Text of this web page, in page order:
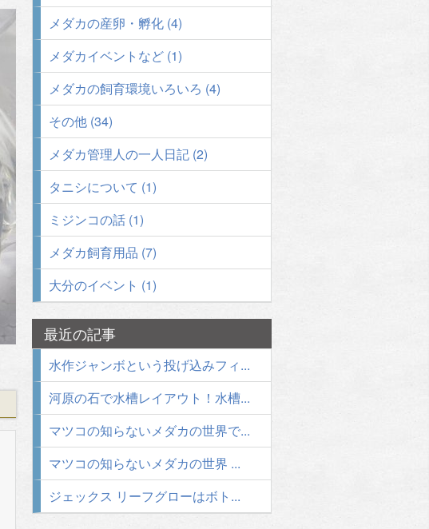
メダカの産卵・孵化 (4)
メダカイベントなど (1)
メダカの飼育環境いろいろ (4)
その他 (34)
メダカ管理人の一人日記 (2)
タニシについて (1)
ミジンコの話 (1)
メダカ飼育用品 (7)
大分のイベント (1)
最近の記事
水作ジャンボという投げ込みフィ...
河原の石で水槽レイアウト！水槽...
マツコの知らないメダカの世界で...
マツコの知らないメダカの世界 ...
ジェックス リーフグローはボト...